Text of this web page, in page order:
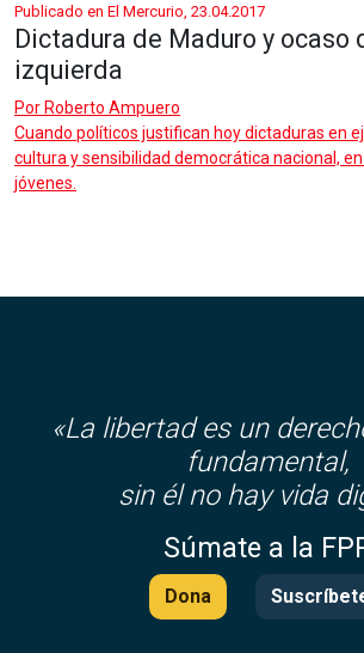
Publicado en El Mercurio, 23.04.2017
Dictadura de Maduro y ocaso
izquierda
Por Roberto Ampuero
Cuando políticos justifican hoy dictaduras en
cultura y sensibilidad democrática nacional,
jóvenes.
«La libertad es un
fundamental,
sin él no hay vida
Súmate a la
Dona